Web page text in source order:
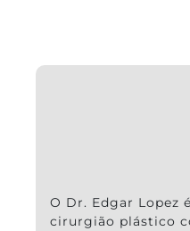
O Dr. Edgar Lopez
cirurgião plástico